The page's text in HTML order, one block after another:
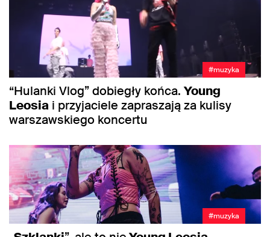
#muzyka
“Hulanki Vlog” dobiegły końca. Young
Leosia i przyjaciele zapraszają za kulisy
warszawskiego koncertu
#muzyka